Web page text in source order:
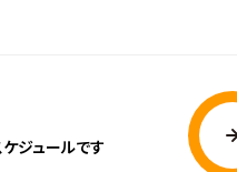
ジュールです